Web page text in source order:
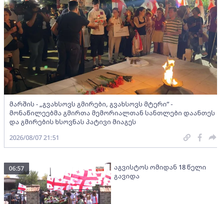
მარშის - „გვახსოვს გმირები, გვახსოვს მტერი” -
მონაწილეებმა გმირთა მემორიალთან სანთლები დაანთეს
და გმირების ხსოვნას პატივი მიაგეს
2026/08/07 21:51
აგვისტოს ომიდან 18 წელი
გავიდა
06:57